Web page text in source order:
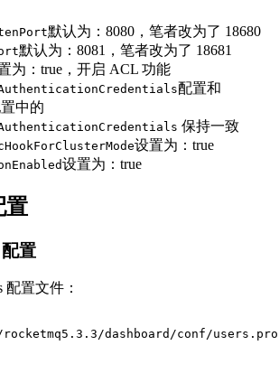
默认为：8080，笔者改为了 18680
默认为：8081，笔者改为了 18681
为：true，开启 ACL 功能
配置和
中的
保持一致
设置为：true
设置为：true
置
置
配置文件：
rocketmq5.3.3/dashboard/conf/